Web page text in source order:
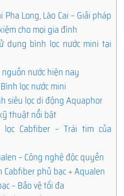
Long, Lào Cai – Giải pháp
cho mọi gia đình
dụng bình lọc nước mini tại
nước hiện nay
lọc nước mini
siêu lọc di động Aquaphor
thuật nổi bật
lọc Cabfiber – Trái tim của
– Công nghệ độc quyền
Cabfiber phủ bạc + Aqualen
– Bảo vệ tối đa